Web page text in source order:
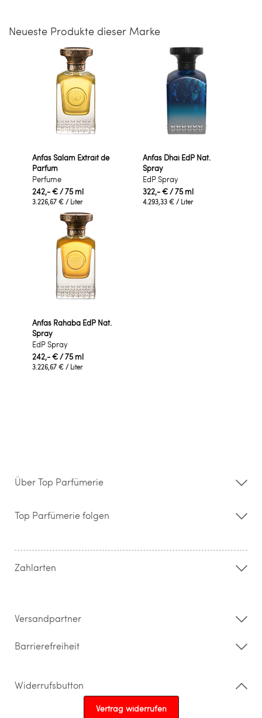
Neueste Produkte dieser Marke
Anfas Salam Extrait de
Parfum
Perfume
242,- €/ 75 ml
3.226,67 € / Liter
Anfas Dhai EdP Nat.
Spray
EdP Spray
322,- €/ 75 ml
4.293,33 € / Liter
Anfas Rahaba EdP Nat.
Spray
EdP Spray
242,- €/ 75 ml
3.226,67 € / Liter
Über Top Parfümerie
Storefinder
Kontakt
Widerrufsrecht & Rückgabebedingungen
Top Parfümerie folgen
Zahlarten
Versandpartner
Barrierefreiheit
Widerrufsbutton
Vertrag widerrufen